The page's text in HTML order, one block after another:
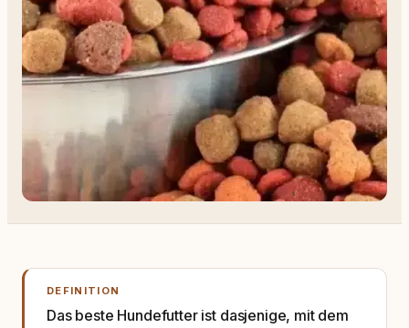
DEFINITION
Das beste Hundefutter ist dasjenige, mit dem